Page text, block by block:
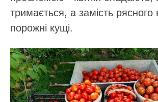
тримається, а замість
порожні кущі.